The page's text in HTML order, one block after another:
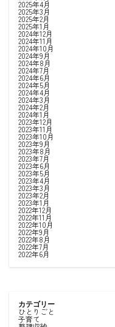
2025年4月
2025年3月
2025年2月
2025年1月
2024年12月
2024年11月
2024年10月
2024年9月
2024年8月
2024年7月
2024年6月
2024年5月
2024年4月
2024年3月
2024年2月
2024年1月
2023年12月
2023年11月
2023年10月
2023年9月
2023年8月
2023年7月
2023年6月
2023年5月
2023年4月
2023年3月
2023年2月
2023年1月
2022年12月
2022年11月
2022年10月
2022年9月
2022年8月
2022年7月
2022年6月
カテゴリー
ひとりごと
子育て